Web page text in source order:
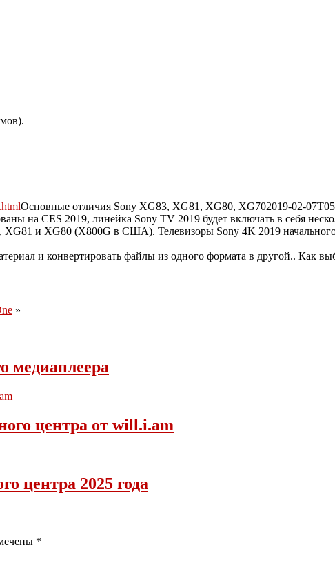
Основные отличия Sony XG83, XG81, XG80, XG702019-02-
на CES 2019, линейка Sony TV 2019 будет включать в себя
и XG80 (X800G в США). Телевизоры Sony 4K 2019
»
медиаплеера
центра от will.i.am
центра 2025 года
*